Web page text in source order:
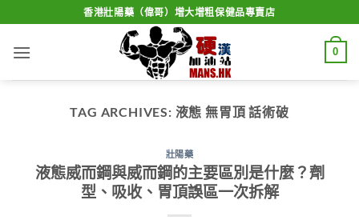
to
content
香港壯陽藥（偉哥）增大增粗保健品專賣店
0
TAG ARCHIVES: 液態 無胃頂 話術破
壯陽藥
液態威而鋼與威而鋼的主要區別是什麼？劑
型、吸收、胃頂誤區一次拆解